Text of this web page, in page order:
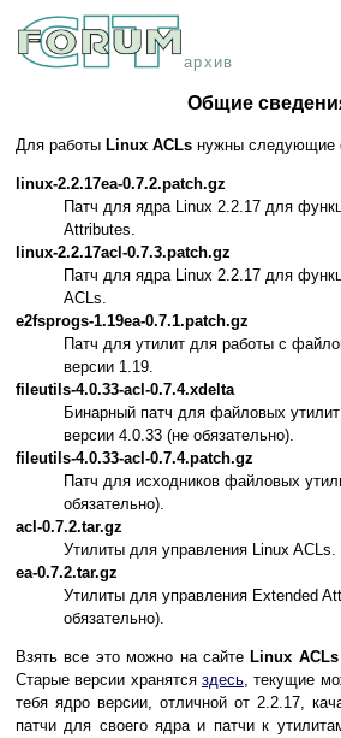
архив
Общие
Для работы Linux ACLs нужны следующие
linux-2.2.17ea-0.7.2.patch.gz
Патч для ядра Linux 2.2.17 для
Attributes.
linux-2.2.17acl-0.7.3.patch.gz
Патч для ядра Linux 2.2.17 для
ACLs.
e2fsprogs-1.19ea-0.7.1.patch.gz
Патч для утилит для работы с
версии 1.19.
fileutils-4.0.33-acl-0.7.4.xdelta
Бинарный патч для файловых
версии 4.0.33 (не обязательно).
fileutils-4.0.33-acl-0.7.4.patch.gz
Патч для исходников файловых
обязательно).
acl-0.7.2.tar.gz
Утилиты для управления Linux ACLs.
ea-0.7.2.tar.gz
Утилиты для управления Extended
обязательно).
Взять все это можно на сайте Linux ACLs
Старые версии хранятся здесь, текущие
тебя ядро версии, отличной от 2.2.17,
патчи для своего ядра и патчи к